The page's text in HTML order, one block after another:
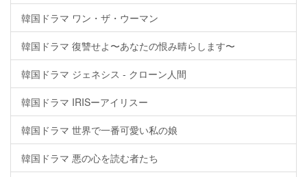
韓国ドラマ ワン・ザ・ウーマン
韓国ドラマ 復讐せよ〜あなたの恨み晴らします〜
韓国ドラマ ジェネシス - クローン人間
韓国ドラマ IRISーアイリスー
韓国ドラマ 世界で一番可愛い私の娘
韓国ドラマ 悪の心を読む者たち